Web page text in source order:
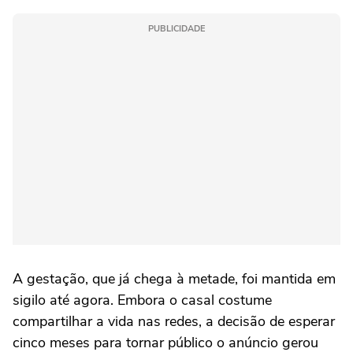
PUBLICIDADE
A gestação, que já chega à metade, foi mantida em
sigilo até agora. Embora o casal costume
compartilhar a vida nas redes, a decisão de esperar
cinco meses para tornar público o anúncio gerou